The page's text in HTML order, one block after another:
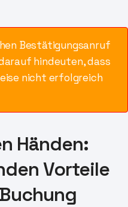
Bestätigungsanruf
hindeuten, dass
nicht erfolgreich
Händen:
Vorteile